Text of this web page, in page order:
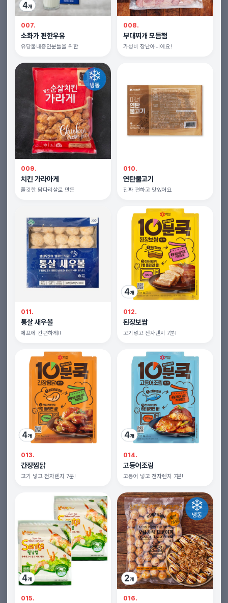
007.
소화가 편한우유
유당불내증인분들을 위한
008.
부대찌개 모듬햄
가성비 장난아니에요!
009.
치킨 가라아게
쫄깃한 닭다리살로 만든
010.
연탄불고기
진짜 편하고 맛있어요
011.
통살 새우볼
에프에 간편하게!!
012.
된장보쌈
고기넣고 전자렌지 7분!
013.
간장찜닭
고기 넣고 전자렌지 7분!
014.
고등어조림
고등어 넣고 전자렌지 7분!
015. 016.